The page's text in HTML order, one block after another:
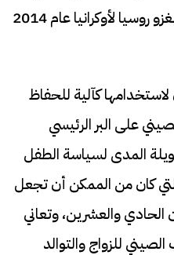
أوكرانيا المستمرة، والتي بدأت بغزو روسيا لأوكرانيا عام 2014
كآلية للحفاظ
على البر الرئيسي
طويلة المدى لسياسة الطفل
كان من الممكن أن تجعل
والعشرين، وتعاني
للزواج والتوالد